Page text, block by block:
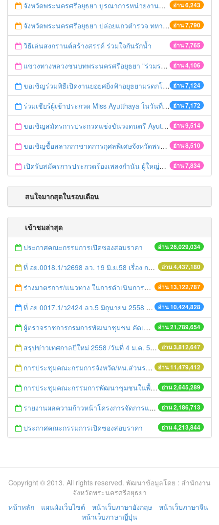
อ่าน 6,243
จังหวัดพระนครศรีอยุธยา บูรณาการหน่วยงานที่เกี่ยวข้อง ลงพื้นที่จัดระเบียบและดำเนินมาตรการตามบทลงโทษสูงสุดกับผู้ประกอบการร้านค้าที่ยังฝ่าฝืนตั้งร้านค้ารุกล้ำเขตพื้นที่ทางหลวง เตรียมความปลอดภัยก่อนเทศกาลสงกรานต์
อ่าน 7,790
จังหวัดพระนครศรีอยุธยา ปล่อยแถวตำรวจ ทหาร ฝ่ายปกครอง กว่า 100 นาย ตรวจเข้มท่ารถสาธารณะ สถานีขนส่งรถโดยสาร วินรถตู้ และสถานีรถไฟ เตรียมรับมือเทศกาลสงกรานต์
อ่าน 7,765
วิธีเล่นสงกรานต์สร้างสรรค์ ร่วมใจกันรักน้ำ
อ่าน 4,106
แขวงทางหลวงชนบทพระนครศรีอยุธยา "ร่วมรณรงค์ ขับช้า เปิดไฟหน้า คาดเข็มขัด" เทศกาลสงกรานต์ ปี 2561
อ่าน 7,124
ขอเชิญร่วมพิธีเปิดงานยอยศยิ่งฟ้าอยุธยามรดกโลก
อ่าน 7,172
ร่วมเชียร์ผู้เข้าประกวด Miss Ayutthaya ในวันที่ 15 ธันวาคม 2560
อ่าน 9,514
ขอเชิญสมัครการประกวดแข่งขันวงดนตรี Ayutthaya battle of the bands
อ่าน 8,510
ขอเชิญซื้อสลากกาชาดการกุศลพิเศษจังหวัดพระนครศรีอยุธยา 2560
อ่าน 7,834
เปิดรับสมัครการประกวดร้องเพลงกำนัน ผู้ใหญ่บ้าน ฯลฯ
สนใจมากสุดในรอบเดือน
เข้าชมล่าสุด
อ่าน 26,029,034
ประกาศคณะกรรมการเปิดซองสอบราคา
อ่าน 4,437,180
ที่ อย.0018.1/ว2698 ลว. 19 มิ.ย.58 เรื่อง การแก้ไขปัญหาหนี้สินให้แก่เกษตรกร
อ่าน 13,122,787
ร่างมาตรการ/แนวทาง ในการดำเนินการประกอบการตรวจราชการแบบบูรณาการ
อ่าน 10,424,828
ที่ อย 0017.1/ว2424 ลว.5 มิถุนายน 2558 เรื่อง แจ้งกำหนดตรวจประเมินและให้คะแนนหน่วยงานที่สมัครเข้าร่วมโครงการพัฒนาหน่วยงานต้นแบบในการจัดตั้งศูนย์ข้อมูลข่าวสารของราชการฯ ประจำปีงบประมาณ พ.ศ. 2558
อ่าน 21,789,654
ผู้ตรวจราชการกรมการพัฒนาชุมชน คัดเลือกข้าราชการและลูกจ้างดีเด่น และหน่วยงานพัฒนาชุมชนใสสะอาด ประจำปี ๒๕๕๔
อ่าน 3,812,647
สรุปข่าวเทศกาลปีใหม่ 2558 /วันที่ 4 ม.ค. 58
อ่าน 11,479,412
การประชุมคณะกรมการจังหวัด/หน.ส่วนราชการประจำเดือน มิถุนายน 2558
อ่าน 2,645,289
การประชุมคณะกรรมการพัฒนาชุมชนในพื้นที่รอบโรงไฟฟ้า (คพรฟ.) ครั้งที่ 2/2558 กองทุนพัฒนาไฟฟ้าบริษัท โรจนะเพาเวอร์ จำกัด
อ่าน 2,186,713
รายงานผลความก้าวหน้าโครงการจัดการแก้ไขปัญหาขยะ สัปดาห์ที่ 9/2558
อ่าน 4,213,844
ประกาศคณะกรรมการเปิดซองสอบราคา
Copyright © 2013. All rights reserved. พัฒนาข้อมูลโดย : สำนักงาน
จังหวัดพระนครศรีอยุธยา
หน้าหลัก
แผนผังเว็บไซต์ หน้าเว็บภาษาอังกฤษ
หน้าเว็บภาษาจีน
หน้าเว็บภาษาญี่ปุ่น